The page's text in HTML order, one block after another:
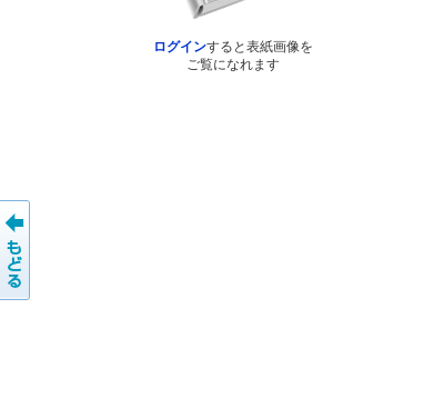
ログインすると表紙画像を
ご覧になれます